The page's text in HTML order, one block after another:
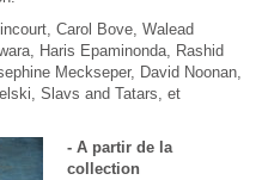
Carol Bove, Walead
Haris Epaminonda, Rashid
Meckseper, David Noonan,
Slavs and Tatars, et
- A partir de la
collection